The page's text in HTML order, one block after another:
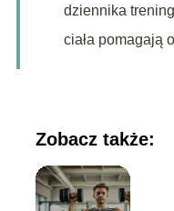
dziennika
ciała pomagają
Zobacz także: